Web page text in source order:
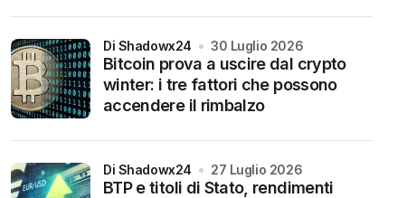
Bitcoin prova a uscire dal crypto
winter: i tre fattori che possono
accendere il rimbalzo
di Shadowx24 30 Luglio 2026
BTP e titoli di Stato, rendimenti
di Shadowx24 27 Luglio 2026